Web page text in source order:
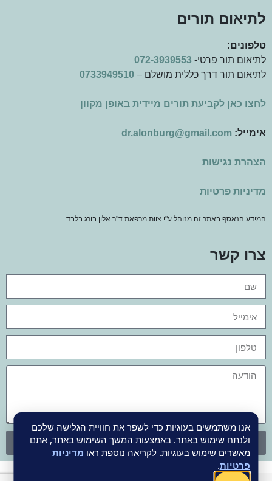
לתיאום תורים
טלפונים:
לתיאום תור פרטי- 072-3939553
לתיאום תור דרך כללית מושלם – 0733949510
לחצו כאן לקביעת תורים מיידית באופן מקוון
אימייל: dr.alonburg@gmail.com
הצהרת נגישות
מדיניות פרטיות
המידע הנאסף באתר זה מנוהל ע"י צוות מרפאת ד"ר אלון בורג בלבד.
צרו קשר
שליחה
אנו משתמשים בעוגיות כדי לשפר את חוויית הגלישה שלכם
ולנתח שימוש באתר. באמצעות המשך השימוש באתר, אתם
מאשרים שימוש בעוגיות. לקריאה נוספת ראו מדיניות
פרטיות.